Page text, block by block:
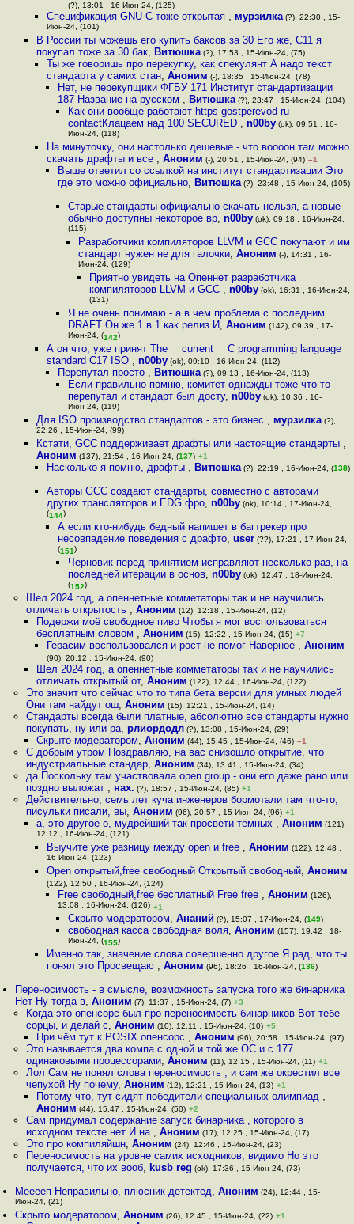
(?), 13:01 , 16-Июн-24, (125)
Спецификация GNU C тоже открытая , мурзилка (?), 22:30 , 15-
Июн-24, (101)
В России ты можешь его купить баксов за 30 Его же, С11 я
покупал тоже за 30 бак, Витюшка(?), 17:53 , 15-Июн-24, (75)
Ты же говоришь про перекупку, как спекулянт А надо текст
стандарта у самих стан,Аноним (-), 18:35 , 15-Июн-24, (78)
Нет, не перекупщики ФГБУ 171 Институт стандартизации
187 Название на русском , Витюшка(?), 23:47 , 15-Июн-24, (104)
Как они вообще работают https gostperevod ru
contactКлацаем над 100 SECURED , n00by(ok), 09:51 , 16-
Июн-24, (118)
На минуточку, они настолько дешевые - что воооон там можно
скачать драфты и все ,Аноним (-), 20:51 , 15-Июн-24, (94) –1
Выше ответил со ссылкой на институт стандартизации Это
где это можно официально, Витюшка(?), 23:48 , 15-Июн-24, (105)
Старые стандарты официально скачать нельзя, а новые
обычно доступны некоторое вр, n00by(ok), 09:18 , 16-Июн-24,
(115)
Разработчики компиляторов LLVM и GCC покупают и им
стандарт нужен не для галочки,Аноним (-), 14:31 , 16-
Июн-24, (129)
Приятно увидеть на Опеннет разработчика
компиляторов LLVM и GCC , n00by(ok), 16:31 , 16-Июн-24,
(131)
Я не очень понимаю - а в чем проблема с последним
DRAFT Он же 1 в 1 как релиз И, Аноним (142), 09:39 , 17-
Июн-24, (142)
А он что, уже принят The __current__ C programming language
standard C17 ISO ,n00by (ok), 09:10 , 16-Июн-24, (112)
Перепутал просто , Витюшка(?), 09:13 , 16-Июн-24, (113)
Если правильно помню, комитет однажды тоже что-то
перепутал и стандарт был досту, n00by(ok), 10:36 , 16-
Июн-24, (119)
Для ISO производство стандартов - это бизнес , мурзилка(?),
22:26 , 15-Июн-24, (99)
Кстати, GCC поддерживает драфты или настоящие стандарты ,
Аноним (137), 21:54 , 16-Июн-24, (137) +1
Насколько я помню, драфты , Витюшка (?), 22:19 , 16-Июн-24, (138)
Авторы GCC создают стандарты, совместно с авторами
других трансляторов и EDG фро,n00by (ok), 10:14 , 17-Июн-24,
(144)
А если кто-нибудь бедный напишет в багтрекер про
несовпадение поведения с драфто, user(??), 17:21 , 17-Июн-24,
(151)
Черновик перед принятием исправляют несколько раз, на
последней итерации в основ, n00by(ok), 12:47 , 18-Июн-24,
(152)
Шел 2024 год, а опеннетные комметаторы так и не научились
отличать открытость , Аноним (12), 12:18 , 15-Июн-24, (12)
Подержи моё свободное пиво Чтобы я мог воспользоваться
бесплатным словом , Аноним (15), 12:22 , 15-Июн-24, (15) +7
Герасим воспользовался и рост не помог Наверное ,Аноним
(90), 20:12 , 15-Июн-24, (90)
Шел 2024 год, а опеннетные комметаторы так и не научились
отличать открытый от, Аноним (122), 12:44 , 16-Июн-24, (122)
Это значит что сейчас что то типа бета версии для умных людей
Они там найдут ош, Аноним (15), 12:21 , 15-Июн-24, (14)
Стандарты всегда были платные, абсолютно все стандарты нужно
покупать, ну или ра, рлиордодл(?), 13:08 , 15-Июн-24, (29)
Скрыто модератором, Аноним (44), 15:45 , 15-Июн-24, (46) –1
С добрым утром Поздравляю, на вас снизошло открытие, что
индустриальные стандар, Аноним (34), 13:41 , 15-Июн-24, (34)
да Поскольку там участвовала open group - они его даже рано или
поздно выложат , нах. (?), 18:57 , 15-Июн-24, (85) +1
Действительно, семь лет куча инженеров бормотали там что-то,
писульки писали, вы, Аноним (96), 20:57 , 15-Июн-24, (96) +1
а, это другое о, мудрейший так просвети тёмных , Аноним (121),
12:12 , 16-Июн-24, (121)
Выучите уже разницу между open и free ,Аноним (122), 12:48 ,
16-Июн-24, (123)
Open открытый,free свободный Открытый свободный,Аноним
(122), 12:50 , 16-Июн-24, (124)
Free cвободный,free бесплатный Free free , Аноним (126),
13:08 , 16-Июн-24, (126) +1
Скрыто модератором, Ананий (?), 15:07 , 17-Июн-24, (149)
свободная касса свободная воля, Аноним (157), 19:42 , 18-
Июн-24, (155)
Именно так, значение слова совершенно другое Я рад, что ты
понял это Просвещаю ,Аноним (96), 18:26 , 16-Июн-24, (136)
Переносимость - в смысле, возможность запуска того же бинарника
Нет Ну тогда в,Аноним (7), 11:37 , 15-Июн-24, (7) +3
Когда это опенсорс был про переносимость бинарников Вот тебе
сорцы, и делай с, Аноним (10), 12:11 , 15-Июн-24, (10) +5
При чём тут к POSIX опенсорс , Аноним (96), 20:58 , 15-Июн-24, (97)
Это называется два компа с одной и той же ОС и с 177
одинаковыми процессорами, Аноним (11), 12:15 , 15-Июн-24, (11) +1
Лол Сам не понял слова переносимость , и сам же окрестил все
чепухой Ну почему, Аноним (12), 12:21 , 15-Июн-24, (13) +1
Потому что, тут сидят победители специальных олимпиад ,
Аноним (44), 15:47 , 15-Июн-24, (50) +2
Сам придумал содержание запуск бинарника , которого в
исходном тексте нет И на , Аноним (17), 12:25 , 15-Июн-24, (17)
Это про компиляйшн, Аноним (24), 12:46 , 15-Июн-24, (23)
Переносимость на уровне самих исходников, видимо Но это
получается, что их вооб, kusb reg (ok), 17:36 , 15-Июн-24, (73)
Мееееп Неправильно, плюсник детектед,Аноним (24), 12:44 , 15-
Июн-24, (21)
Скрыто модератором,Аноним (26), 12:45 , 15-Июн-24, (22) +1